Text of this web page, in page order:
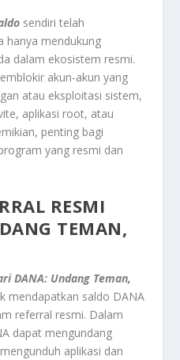
sendiri telah
hanya mendukung
dalam ekosistem resmi.
akun-akun yang
atau eksploitasi sistem,
aplikasi root, atau
penting bagi
yang resmi dan
RESMI
TEMAN,
DANA: Undang Teman,
mendapatkan saldo DANA
referral resmi. Dalam
dapat mengundang
aplikasi dan